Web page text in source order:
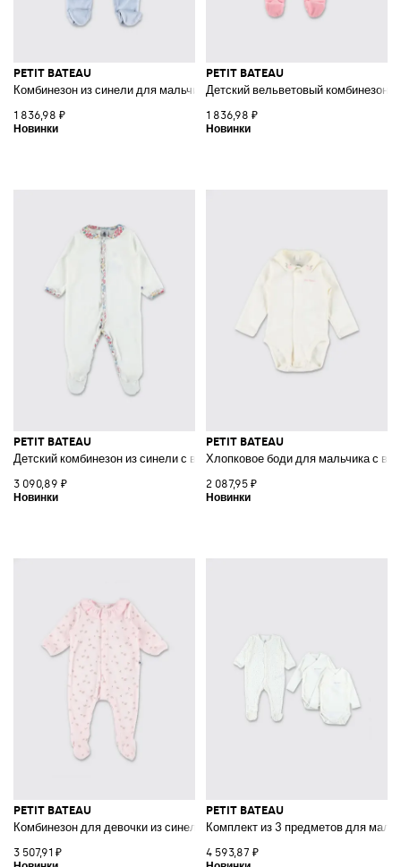
PETIT BATEAU
Комбинезон из синели для мальчиков с принтом в виде сердец и V-
1 836,98 ₽
PETIT BATEAU
Детский вельветовый комбинезон
1 836,98 ₽
PETIT BATEAU
Детский комбинезон из синели с воротником «Питер Пэн» и носочками
3 090,89 ₽
PETIT BATEAU
Хлопковое боди для мальчика с
2 087,95 ₽
PETIT BATEAU
Комбинезон для девочки из синели с цветочным принтом и рюшами
3 507,91 ₽
PETIT BATEAU
Комплект из 3 предметов для
4 593,87 ₽